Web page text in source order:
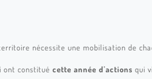
nécessite une mobilisation de
ont constitué cette année d'actions qui